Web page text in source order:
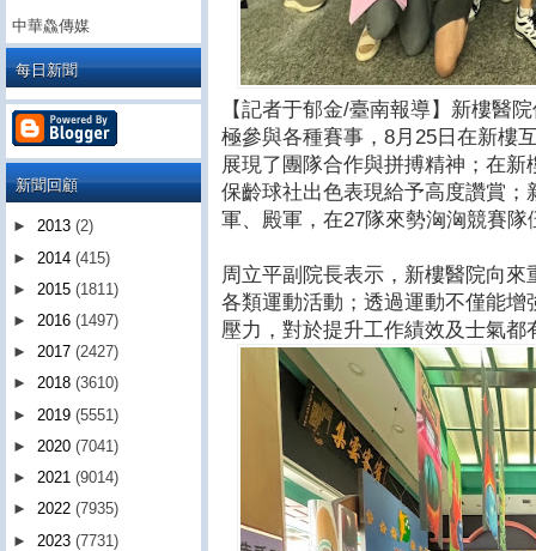
【記者于郁金/臺南報導】新樓醫
極參與各種賽事，8月25日在新樓
展現了團隊合作與拼搏精神；在
保齡球社出色表現給予高度讚賞
軍、殿軍，在27隊來勢洶洶競賽隊
周立平副院長表示，新樓醫院向
各類運動活動；透過運動不僅能
壓力，對於提升工作績效及士氣都
中華鱻傳媒
每日新聞
新聞回顧
► 2013 (2)
► 2014 (415)
► 2015 (1811)
► 2016 (1497)
► 2017 (2427)
► 2018 (3610)
► 2019 (5551)
► 2020 (7041)
► 2021 (9014)
► 2022 (7935)
► 2023 (7731)